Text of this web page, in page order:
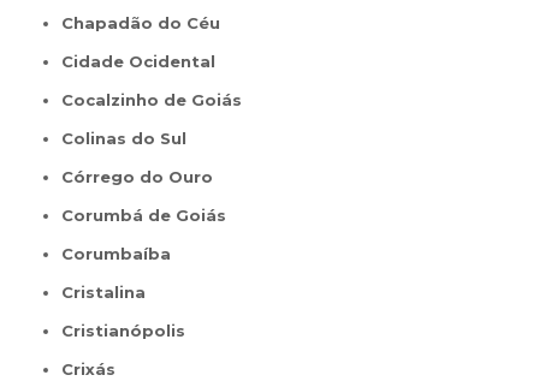
Chapadão do Céu
Cidade Ocidental
Cocalzinho de Goiás
Colinas do Sul
Córrego do Ouro
Corumbá de Goiás
Corumbaíba
Cristalina
Cristianópolis
Crixás